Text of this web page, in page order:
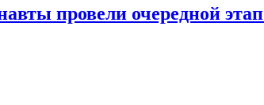
провели очередной